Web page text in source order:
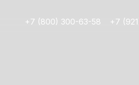
+7
+7 (800) 300-63-58